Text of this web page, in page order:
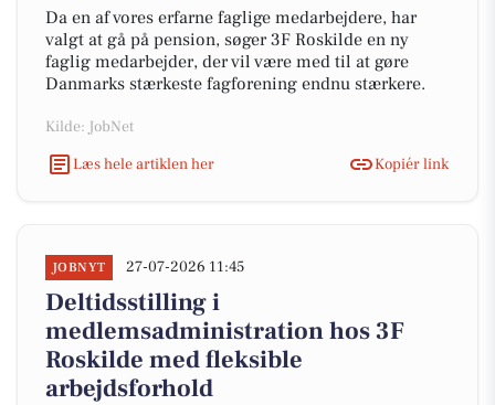
Da en af vores erfarne faglige medarbejdere, har
valgt at gå på pension, søger 3F Roskilde en ny
faglig medarbejder, der vil være med til at gøre
Danmarks stærkeste fagforening endnu stærkere.
Kilde: JobNet
Læs hele artiklen her
Kopiér link
JOBNYT 27-07-2026 11:45
Deltidsstilling i
medlemsadministration hos 3F
Roskilde med fleksible
arbejdsforhold